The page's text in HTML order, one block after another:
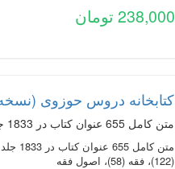
238,000 تومان
کتابخانه دروس حوزوی (نسخه
متن کامل 655 عنوان کتاب در 1833 جلد به زبان عربی و فارسی
(122)، فقه (58)، اصول فقه